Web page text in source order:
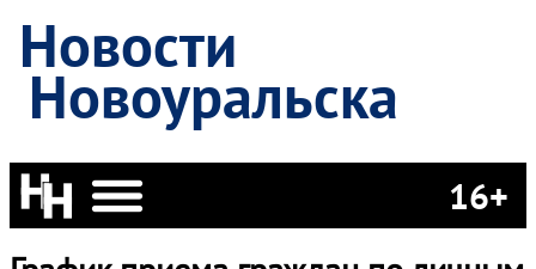
Новости
Новоуральска
16+